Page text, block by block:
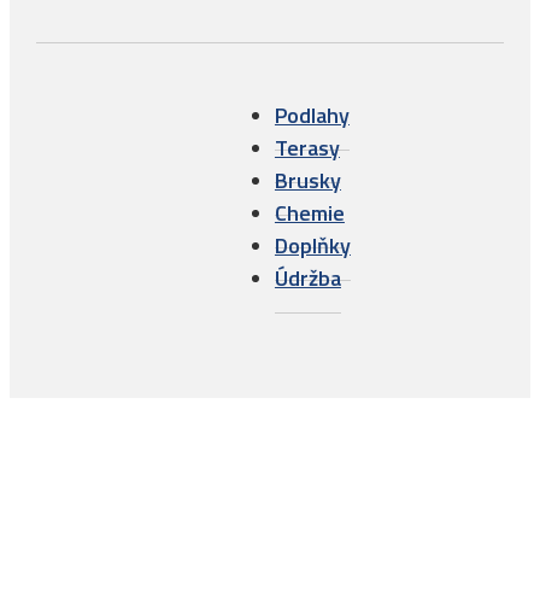
Podlahy
Terasy
Brusky
Chemie
Doplňky
Údržba